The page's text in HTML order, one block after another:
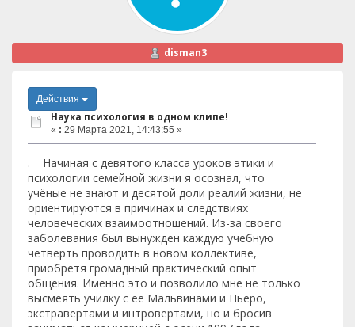
disman3
Действия
Наука психология в одном клипе!
« : 29 Марта 2021, 14:43:55 »
. Начиная с девятого класса уроков этики и
психологии семейной жизни я осознал, что
учёные не знают и десятой доли реалий жизни, не
ориентируются в причинах и следствиях
человеческих взаимоотношений. Из-за своего
заболевания был вынужден каждую учебную
четверть проводить в новом коллективе,
приобретя громадный практический опыт
общения. Именно это и позволило мне не только
высмеять училку с её Мальвинами и Пьеро,
экстравертами и интровертами, но и бросив